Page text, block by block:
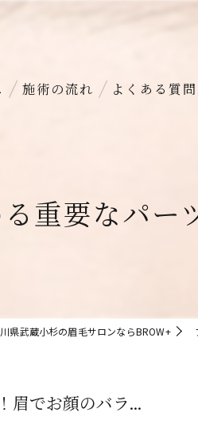
施術の流れ よくある質問
重要なパー
県武蔵小杉の眉毛サロンならBROW+
眉でお顔のバラ...